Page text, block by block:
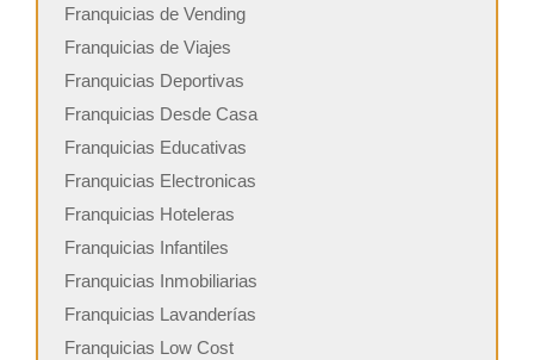
Franquicias de Vending
Franquicias de Viajes
Franquicias Deportivas
Franquicias Desde Casa
Franquicias Educativas
Franquicias Electronicas
Franquicias Hoteleras
Franquicias Infantiles
Franquicias Inmobiliarias
Franquicias Lavanderías
Franquicias Low Cost